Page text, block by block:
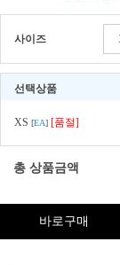
사이즈
선택상품
XS [EA] [품절]
총 상품금액
바로구매